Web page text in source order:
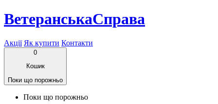
ВетеранськаСправа
Акції Як купити Контакти
0
Кошик
Поки що порожньо
Поки що порожньо